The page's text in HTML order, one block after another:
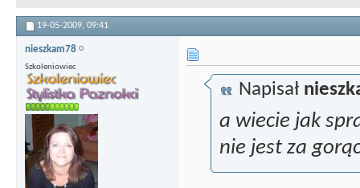
19-05-2009, 09:41
nieszkam78
Szkoleniowiec
Napisał
a wiecie jak
nie jest za